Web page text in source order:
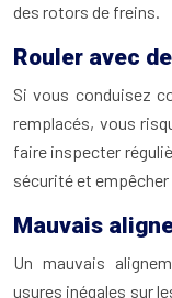
des rotors de freins.
Rouler avec
Si vous conduisez
remplacés, vous
faire inspecter
sécurité et empêcher
Mauvais
Un mauvais
usures inégales sur